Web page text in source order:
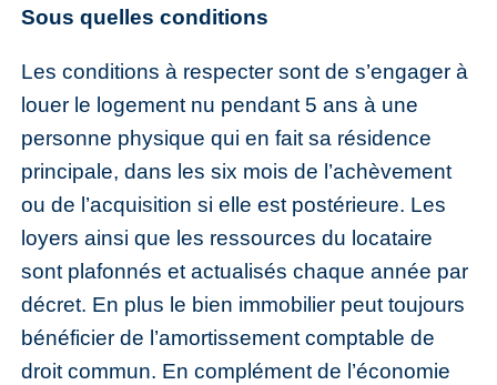
Sous quelles conditions
Les conditions à respecter sont de s’engager à
louer le logement nu pendant 5 ans à une
personne physique qui en fait sa résidence
principale, dans les six mois de l’achèvement
ou de l’acquisition si elle est postérieure. Les
loyers ainsi que les ressources du locataire
sont plafonnés et actualisés chaque année par
décret. En plus le bien immobilier peut toujours
bénéficier de l’amortissement comptable de
droit commun. En complément de l’économie